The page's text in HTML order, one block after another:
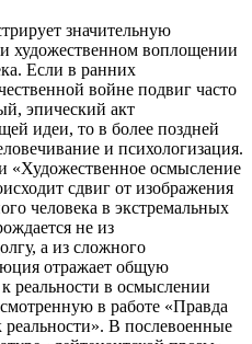
значительную
художественном воплощении
Если в ранних
войне подвиг часто
эпический акт
идеи, то в более поздней
и психологизация.
«Художественное осмысление
сдвиг от изображения
человека в экстремальных
не из
а из сложного
отражает общую
реальности в осмыслении
в работе «Правда
В послевоенные